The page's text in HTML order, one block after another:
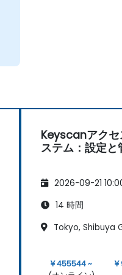
Keyscanアクセ
ステム：設定と
2026-09-21
14 時間
Tokyo, Shibuya
¥ 455544 ~
¥